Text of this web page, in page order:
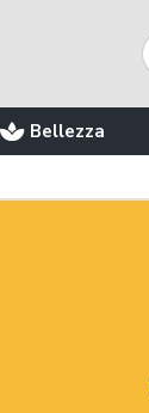
Bellezza